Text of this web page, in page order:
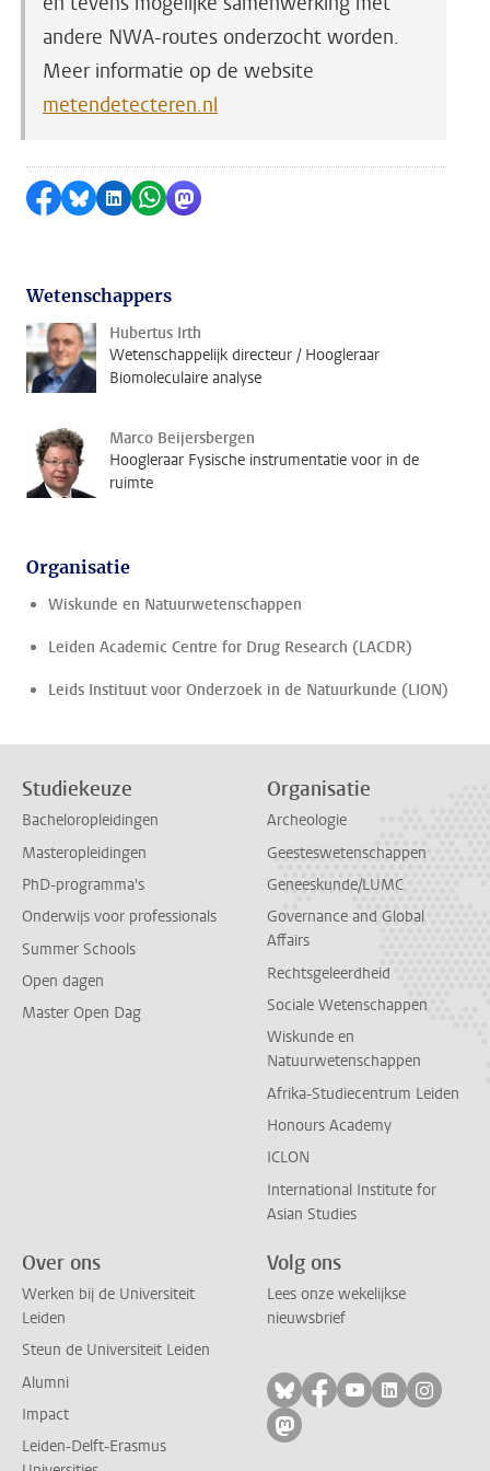
andere NWA-routes onderzocht worden.
Meer informatie op de website
metendetecteren.nl
Delen op Facebook
Delen via Bluesky
Delen op LinkedIn
Delen via WhatsApp
Delen via Mastodon
Wetenschappers
Hubertus Irth
Wetenschappelijk directeur / Hoogleraar
Biomoleculaire analyse
Marco Beijersbergen
Hoogleraar Fysische instrumentatie voor in de
ruimte
Organisatie
Wiskunde en Natuurwetenschappen
Leiden Academic Centre for Drug Research (LACDR)
Leids Instituut voor Onderzoek in de Natuurkunde (LION)
Studiekeuze
Bacheloropleidingen
Masteropleidingen
PhD-programma's
Onderwijs voor professionals
Summer Schools
Open dagen
Master Open Dag
Organisatie
Archeologie
Geesteswetenschappen
Geneeskunde/LUMC
Governance and Global
Affairs
Rechtsgeleerdheid
Sociale Wetenschappen
Wiskunde en
Natuurwetenschappen
Afrika-Studiecentrum Leiden
Honours Academy
ICLON
International Institute for
Asian Studies
Over ons
Werken bij de Universiteit
Leiden
Steun de Universiteit Leiden
Alumni
Impact
Leiden-Delft-Erasmus
Volg ons
Lees onze wekelijkse
nieuwsbrief
Volg ons op bluesky
Volg ons op
Volg ons op
Volg ons
Volg
Volg ons op mastodon